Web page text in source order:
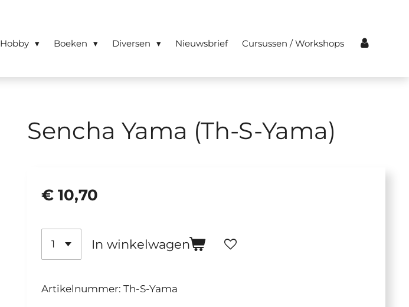
Hobby Boeken Diversen Nieuwsbrief Cursussen / Workshops
Sencha Yama (Th-S-Yama)
€ 10,70
In winkelwagen
Artikelnummer: Th-S-Yama